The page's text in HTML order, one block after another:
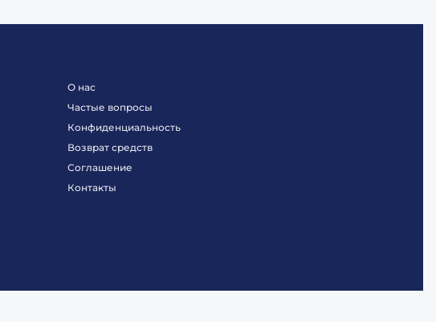
О нас
Частые вопросы
Конфиденциальность
Возврат средств
Соглашение
Контакты